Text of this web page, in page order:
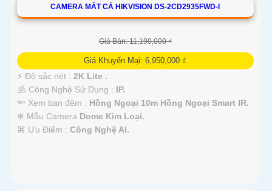
CAMERA MẮT CÁ HIKVISION DS-2CD2935FWD-I
Giá Bán: 11,190,000 ₫
Giá Khuyến Mại: 6,950,000 ₫
️⚡ Độ sắc nét : 2K Lite .
🕉️ Công Nghệ Sử Dụng : IP.
🔦 Xem ban đêm : Hồng Ngoại 10m Hồng Ngoại Smart IR.
❄ Mẫu Camera Dome Kim Loại.
️⌘ Ưu Điểm : Công Nghệ AI.